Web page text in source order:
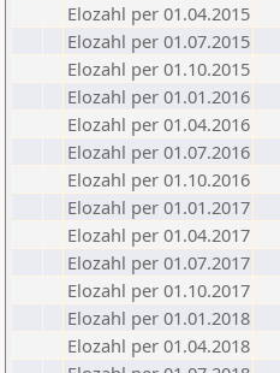
Elozahl per 01.04.2015
Elozahl per 01.07.2015
Elozahl per 01.10.2015
Elozahl per 01.01.2016
Elozahl per 01.04.2016
Elozahl per 01.07.2016
Elozahl per 01.10.2016
Elozahl per 01.01.2017
Elozahl per 01.04.2017
Elozahl per 01.07.2017
Elozahl per 01.10.2017
Elozahl per 01.01.2018
Elozahl per 01.04.2018